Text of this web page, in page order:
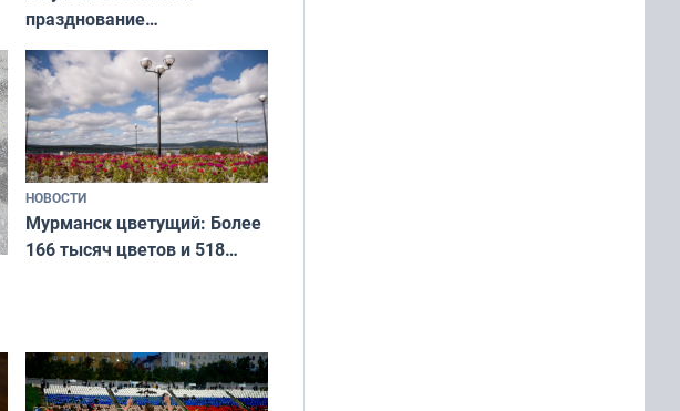
празднование
Международного дня
коренных народов мира
НОВОСТИ
Мурманск цветущий: Более
166 тысяч цветов и 518